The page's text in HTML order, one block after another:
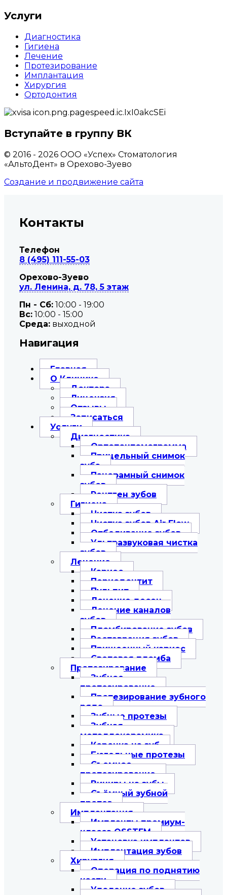
Услуги
Диагностика
Гигиена
Лечение
Протезирование
Имплантация
Хирургия
Ортодонтия
Вступайте в группу ВК
© 2016 - 2026 ООО «Успех» Стоматология
«АльтоДент» в Орехово-Зуево
Создание и продвижение сайта
Контакты
Телефон
8 (495) 111-55-03
Орехово-Зуево
ул. Ленина, д. 78, 5 этаж
Пн - Сб: 10:00 - 19:00
Вc: 10:00 - 15:00
Среда: выходной
Навигация
Главная
О Клинике
Доктора
Лицензия
Отзывы
Записаться
Услуги
Диагностика
Ортопантомограмма
Прицельный снимок
зуба
Панорамный снимок
зубов
Рентген зубов
Гигиена
Чистка зубов
Чистка зубов Air Flow
Отбеливание зубов
Ультразвуковая чистка
зубов
Лечение
Кариес
Периодонтит
Пульпит
Лечение десен
Лечение каналов
зубов
Пломбирование зубов
Реставрация зубов
Пришеечный кариес
Световая пломба
Протезирование
Зубное
протезирование
Протезирование зубного
ряда
Зубные протезы
Зубная
металлокерамика
Коронка на зуб
Бюгельные протезы
Съемное
протезирование
Виниры на зубы
Съёмный зубной
протез
Имплантация
Импланты премиум-
класса OSSTEM
Установка имплантов
Имплантация зубов
Хирургия
Операция по поднятию
кости
Удаление зубов